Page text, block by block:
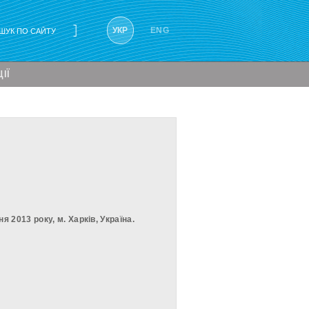
Результати
пошуку:
УКР ENG
2013 року, м. Харків, Україна.